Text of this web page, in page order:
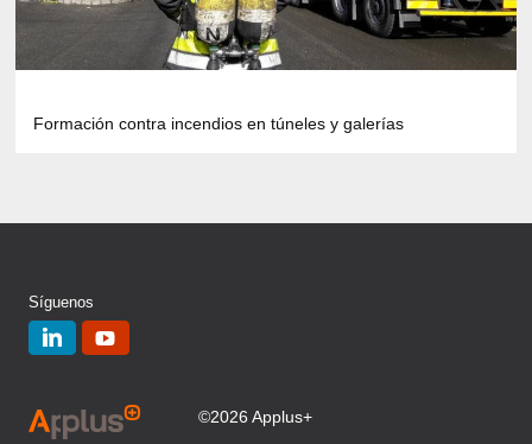
Formación contra incendios en túneles y galerías
Síguenos
©2026 Applus+